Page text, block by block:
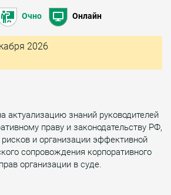
Очно Онлайн
2026
актуализацию знаний руководителей
праву и законодательству РФ,
и организации эффективной
сопровождения корпоративного
организации в суде.